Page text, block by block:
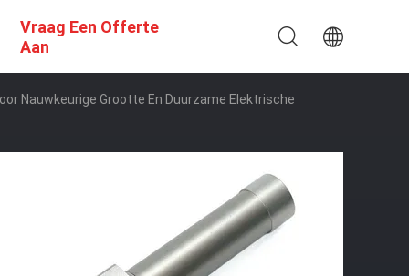
Vraag Een Offerte
Aan
Nauwkeurige Grootte En Duurzame Elektrische